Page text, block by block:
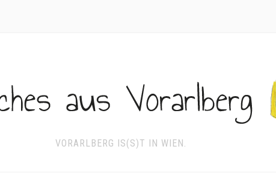
VORARLBERG IS(S)T IN WIEN.